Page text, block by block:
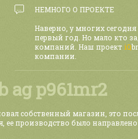
НЕМНОГО О ПРОЕКТЕ
Наверно, у многих
первый год. Но мало кто
компаний. Наш проект iQ
компании.
ag p961mr2
собственный магазин, это
ее производство было